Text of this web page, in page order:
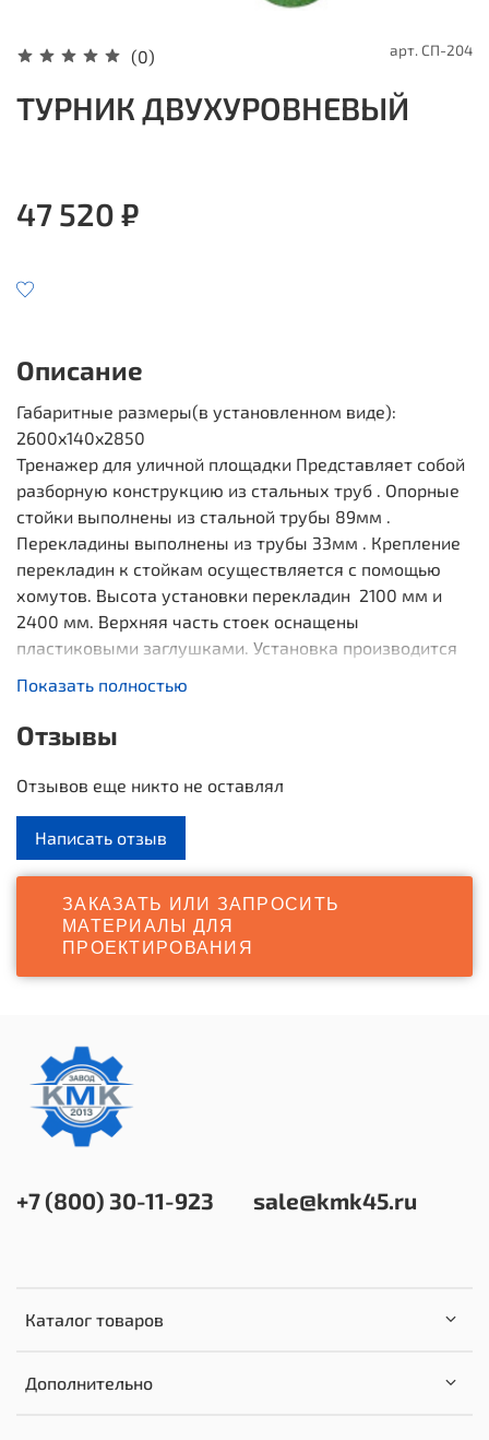
(0) арт. СП-204
ТУРНИК ДВУХУРОВНЕВЫЙ
47 520 ₽
Описание
Габаритные размеры(в установленном виде):
2600x140x2850
Тренажер для уличной площадки Представляет собой
разборную конструкцию из стальных труб . Опорные
стойки выполнены из стальной трубы 89мм .
Перекладины выполнены из трубы 33мм . Крепление
перекладин к стойкам осуществляется с помощью
хомутов. Высота установки перекладин 2100 мм и
2400 мм. Верхняя часть стоек оснащены
пластиковыми заглушками. Установка производится
Покрытие: Порошковая эмаль
Показать полностью
Отзывы
Отзывов еще никто не оставлял
Написать отзыв
ЗАКАЗАТЬ ИЛИ ЗАПРОСИТЬ
МАТЕРИАЛЫ ДЛЯ
ПРОЕКТИРОВАНИЯ
Каталог товаров
Дополнительно
+7 (800) 30-11-923 sale@kmk45.ru